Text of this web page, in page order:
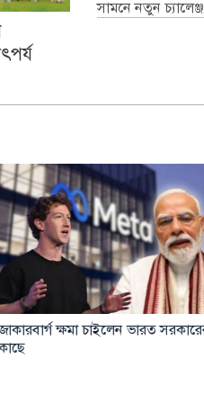
সামনে নতুন চ্যালেঞ্জ
আল-আকসা দখলের পথে ইসরাইল